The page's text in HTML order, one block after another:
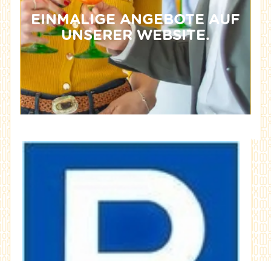
EINMALIGE ANGEBOTE AUF
UNSERER WEBSITE.